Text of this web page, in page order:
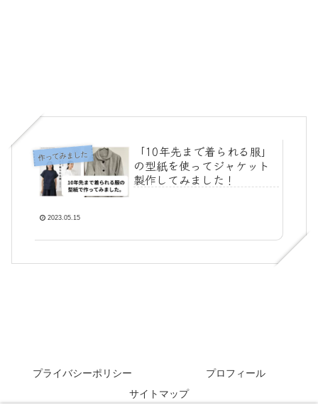
作ってみました
「10年先まで着られる服」
の型紙を使ってジャケット
製作してみました！
2023.05.15
プライバシーポリシー
プロフィール
サイトマップ